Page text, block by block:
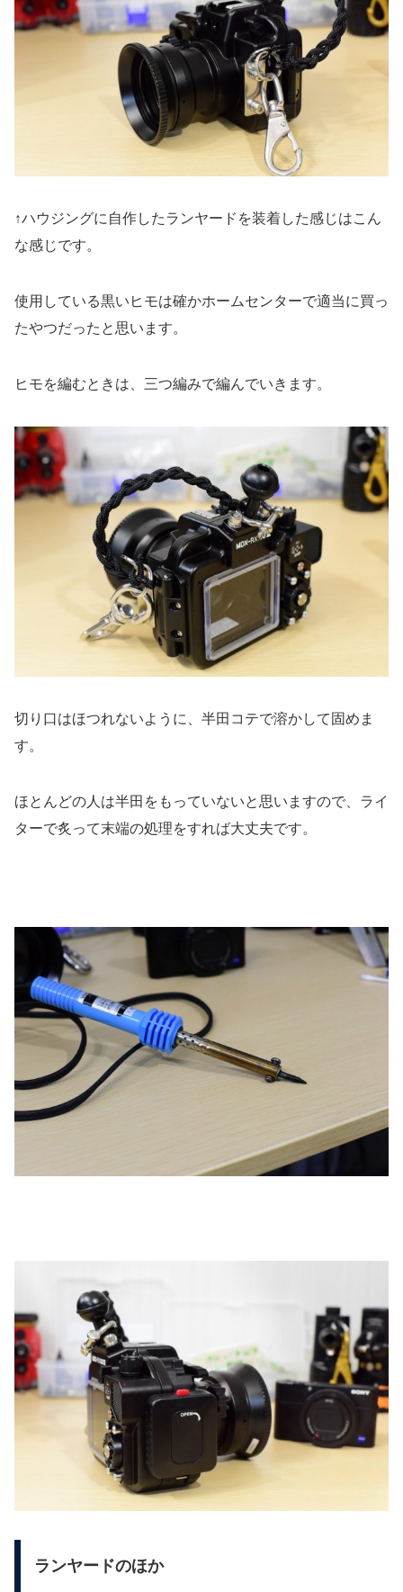
↑ハウジングに自作したランヤードを装着した感じはこん
な感じです。
使用している黒いヒモは確かホームセンターで適当に買っ
たやつだったと思います。
ヒモを編むときは、三つ編みで編んでいきます。
切り口はほつれないように、半田コテで溶かして固めま
す。
ほとんどの人は半田をもっていないと思いますので、ライ
ターで炙って末端の処理をすれば大丈夫です。
ランヤードのほか